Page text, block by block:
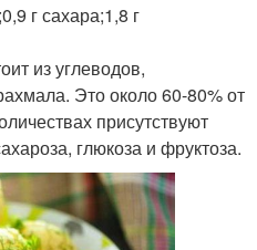
г сахара;1,8 г
из углеводов,
Это около 60-80% от
присутствуют
глюкоза и фруктоза.